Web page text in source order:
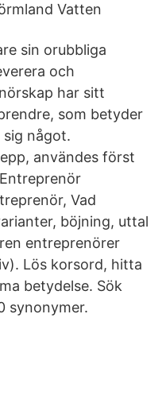
Vatten
sin orubbliga
och
har sitt
som betyder
något.
användes först
Vad
böjning, uttal
entreprenörer
Lös korsord, hitta
betydelse. Sök
synonymer.